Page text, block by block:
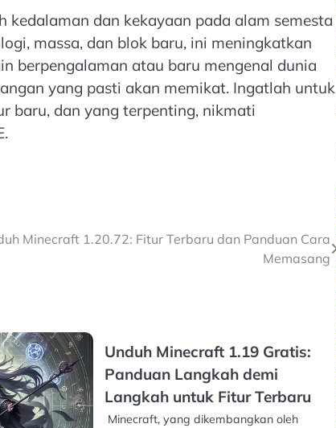
kedalaman dan kekayaan pada alam semesta
massa, dan blok baru, ini meningkatkan
berpengalaman atau baru mengenal dunia
yang pasti akan memikat. Ingatlah untuk
baru, dan yang terpenting, nikmati
Minecraft 1.20.72: Fitur Terbaru dan Panduan Cara
Memasang
Unduh Minecraft 1.19 Gratis:
Panduan Langkah demi
Langkah untuk Fitur Terbaru
Minecraft, yang dikembangkan oleh